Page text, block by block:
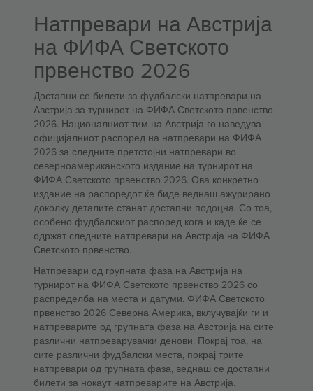
Натпревари на Австрија
на ФИФА Светското
првенство 2026
Достапни се билети за фудбалски натпревари на
Австрија за турнирот на ФИФА Светското првенство
2026. Националниот тим на Австрија го наведува
официјалниот распоред на натпревари на ФИФА
2026 за следните претстојни натпревари во
северноамериканското издание на турнирот на
ФИФА Светското првенство 2026. Ова конкретно
издание на распоредот ќе биде веднаш ажурирано
доколку деталите станат достапни подоцна. Со тоа,
особено фудбалскиот распоред кога и каде ќе се
одржат следните натпревари на Австрија на ФИФА
Светското првенство.
Натпревари од групната фаза на Австрија на
турнирот на ФИФА Светското првенство 2026 со
распределба на места и датуми. ФИФА Светското
првенство 2026 Северна Америка, вклучувајќи ги и
натпреварите од групната фаза на Австрија на сите
различни натпреварувачки денови. Покрај тоа, на
сите различни фудбалски места, покрај трите
натпревари од групната фаза, веднаш се достапни
билети за нокаут натпреварите на Австрија.